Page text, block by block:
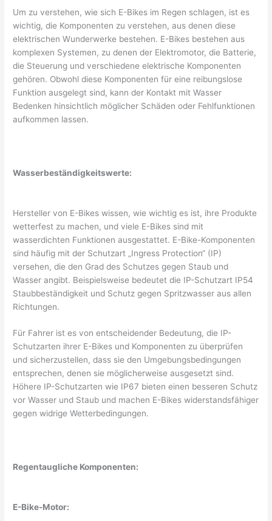
Um zu verstehen, wie sich E-Bikes im Regen schlagen, ist es
wichtig, die Komponenten zu verstehen, aus denen diese
elektrischen Wunderwerke bestehen. E-Bikes bestehen aus
komplexen Systemen, zu denen der Elektromotor, die Batterie,
die Steuerung und verschiedene elektrische Komponenten
gehören. Obwohl diese Komponenten für eine reibungslose
Funktion ausgelegt sind, kann der Kontakt mit Wasser
Bedenken hinsichtlich möglicher Schäden oder Fehlfunktionen
aufkommen lassen.
Wasserbeständigkeitswerte:
Hersteller von E-Bikes wissen, wie wichtig es ist, ihre Produkte
wetterfest zu machen, und viele E-Bikes sind mit
wasserdichten Funktionen ausgestattet. E-Bike-Komponenten
sind häufig mit der Schutzart „Ingress Protection“ (IP)
versehen, die den Grad des Schutzes gegen Staub und
Wasser angibt. Beispielsweise bedeutet die IP-Schutzart IP54
Staubbeständigkeit und Schutz gegen Spritzwasser aus allen
Richtungen.
Für Fahrer ist es von entscheidender Bedeutung, die IP-
Schutzarten ihrer E-Bikes und Komponenten zu überprüfen
und sicherzustellen, dass sie den Umgebungsbedingungen
entsprechen, denen sie möglicherweise ausgesetzt sind.
Höhere IP-Schutzarten wie IP67 bieten einen besseren Schutz
vor Wasser und Staub und machen E-Bikes widerstandsfähiger
gegen widrige Wetterbedingungen.
Regentaugliche Komponenten:
E-Bike-Motor: